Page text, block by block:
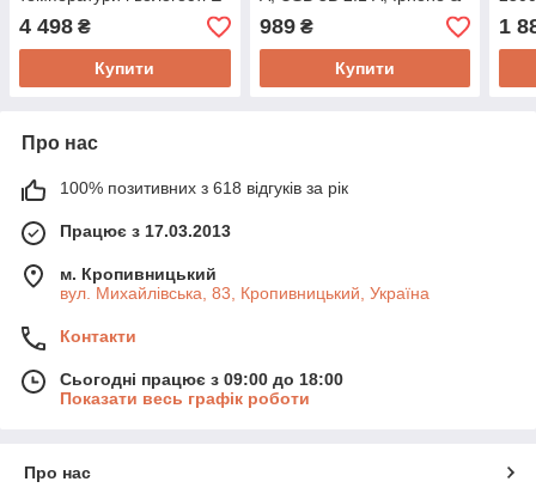
Link 2P+, 2х 40 А, IOs &
Android, Amazon Alexa
4 498 ₴
Купити
Android App, Amazon Alexa
989₴
Купити
1
Про нас
100% позитивних з 618 відгуків за рік
Працює з 17.03.2013
м. Кропивницький
вул. Михайлівська, 83, Кропивницький, Україна
Контакти
Сьогодні працює з 09:00 до 18:00
Показати весь графік роботи
Про нас